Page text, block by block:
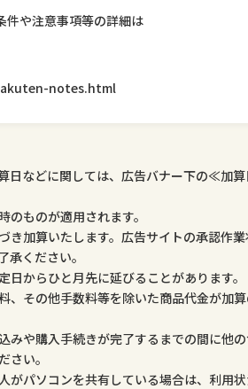
件や注意事項等の詳細は
notes.html
日などに関しては、広告バナー下の≪加
ものが適用されます。
き加算いたします。広告サイトの承認作
ください。
からひと月先に延びることがあります。
、その他手数料等を除いた商品代金が加
みや購入手続きが完了するまでの間に他
さい。
がパソコンを共有している場合は、利用